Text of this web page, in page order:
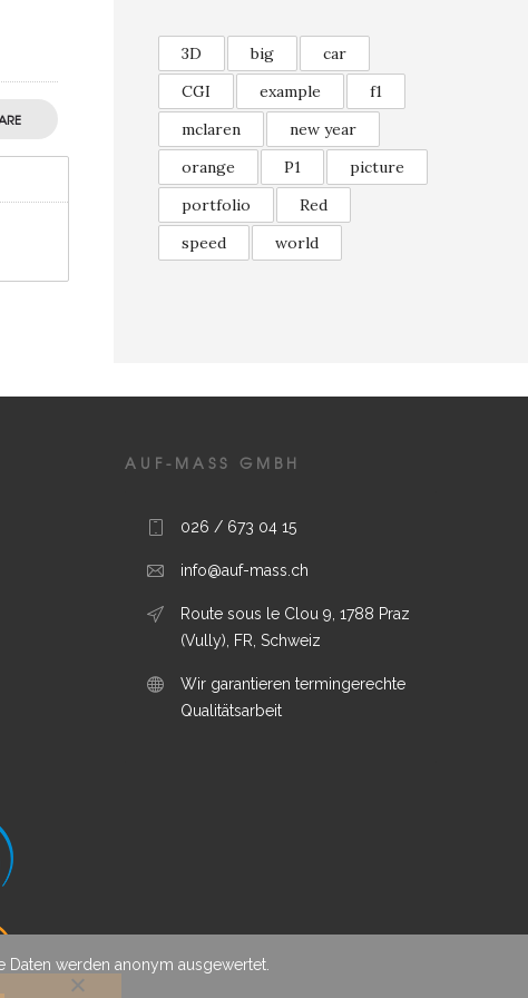
3D big
car
CGI
example
f1
mclaren
new year
orange
P1
picture
portfolio
Red
speed
world
AUF-MASS GMBH
026 / 673 04 15
info@auf-mass.ch
Route sous le Clou 9, 1788 Praz
(Vully), FR, Schweiz
Wir garantieren termingerechte
Qualitätsarbeit
werden anonym ausgewertet.